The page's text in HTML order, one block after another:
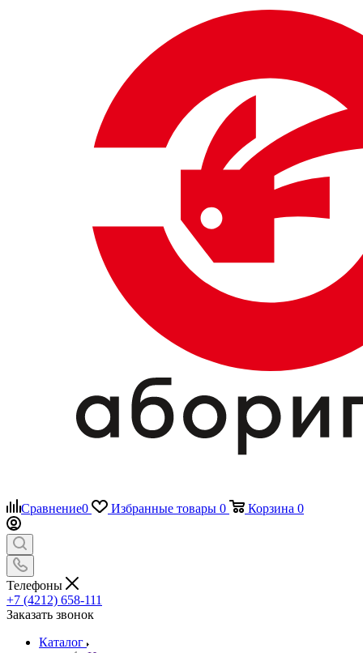
Сравнение0 Избранные товары 0 Корзина 0
Телефоны
+7 (4212) 658-111
Заказать звонок
Каталог